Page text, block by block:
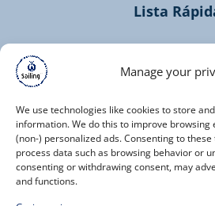
Manage your
We use technologies like cookies to store
information. We do this to improve browsing
(non-) personalized ads. Consenting to
process data such as browsing behavior or
consenting or withdrawing consent, may
and functions.
Lista
Home
Cruzeiros